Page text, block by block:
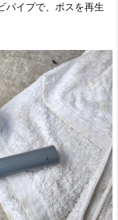
パイプで、ボスを再生